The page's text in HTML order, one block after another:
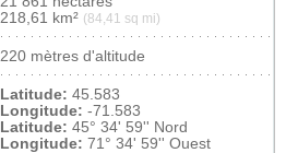
218,61 km² (84,41 sq mi)
220 mètres d'altitude
Latitude: 45.583
Longitude: -71.583
Latitude: 45° 34' 59'' Nord
Longitude: 71° 34' 59'' Ouest